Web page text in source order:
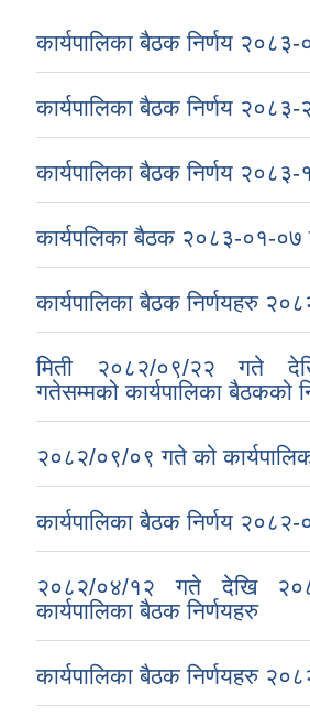
कार्यपालिका बैठक निर्णय
कार्यपालिका बैठक निर्णय
कार्यपालिका बैठक निर्णय
कार्यपलिका बैठक २०८३-०१-०७
कार्यपालिका बैठक निर्णयहरु
मिती २०८२/०९/२२ गते
गतेसम्मको कार्यपालिका बैठकको
२०८२/०९/०९ गते को
कार्यपालिका बैठक निर्णय
२०८२/०४/१२ गते देखि
कार्यपालिका बैठक निर्णयहरु
कार्यपालिका बैठक निर्णयहरु